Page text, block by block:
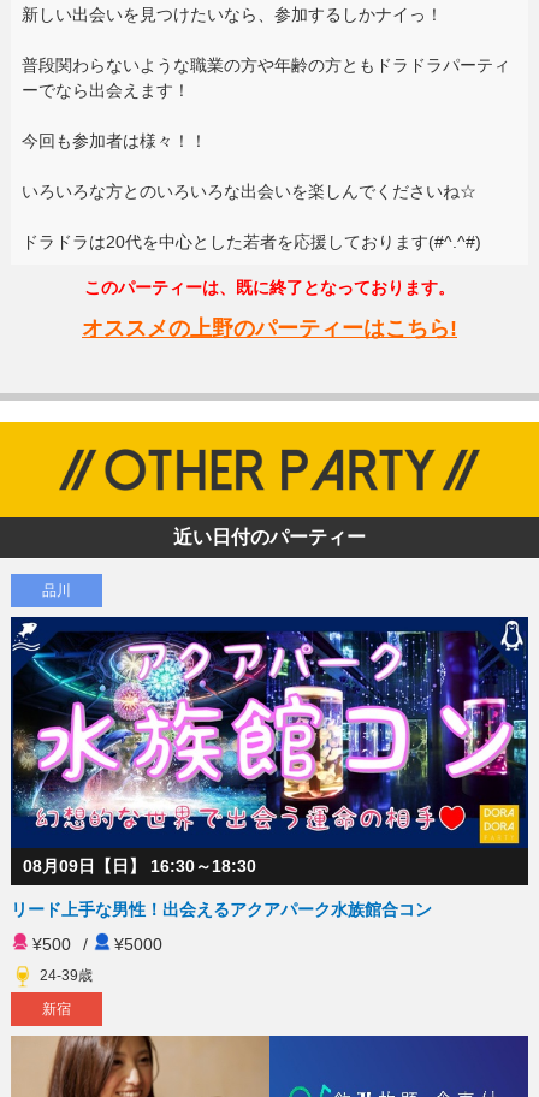
新しい出会いを見つけたいなら、参加するしかナイっ！
普段関わらないような職業の方や年齢の方ともドラドラパーティ
ーでなら出会えます！
今回も参加者は様々！！
いろいろな方とのいろいろな出会いを楽しんでくださいね☆
ドラドラは20代を中心とした若者を応援しております(#^.^#)
このパーティーは、既に終了となっております。
オススメの上野のパーティーはこちら!
近い日付のパーティー
品川
08月09日【日】 16:30～18:30
リード上手な男性！出会えるアクアパーク水族館合コン
¥500
/ ¥5000
24-39歳
新宿